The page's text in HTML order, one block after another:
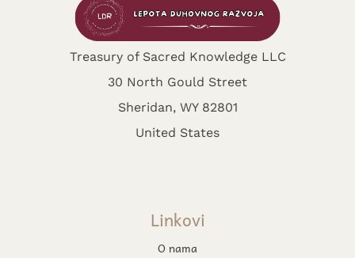
Treasury of Sacred Knowledge LLC
30 North Gould Street
Sheridan, WY 82801
United States
Linkovi
O nama